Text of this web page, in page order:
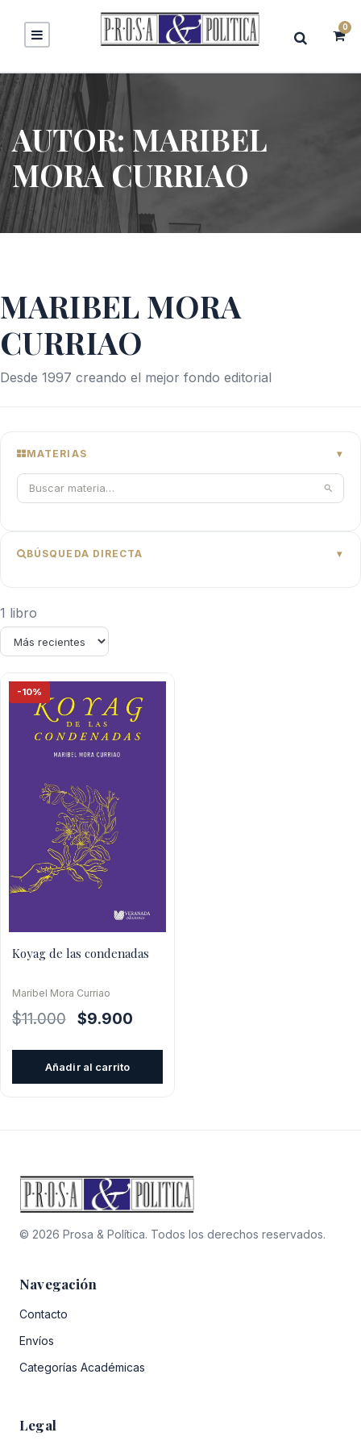
0
AUTOR:MARIBEL
MORA CURRIAO
MARIBEL MORA
CURRIAO
Desde 1997 creando el mejor fondo editorial
MATERIAS
BÚSQUEDA DIRECTA
1 libro
-10%
Koyag de las condenadas
Maribel Mora Curriao
$11.000
El
$9.900
Añadir al carrito
© 2026 Prosa & Política. Todos los derechos reservados.
Navegación
Contacto
Envíos
Categorías Académicas
Legal